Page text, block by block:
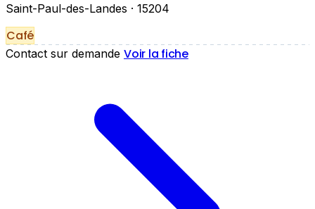
Saint-Paul-des-Landes · 15204
Café
Contact sur demande Voir la fiche